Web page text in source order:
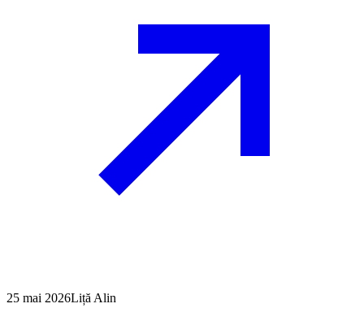
25 mai 2026Liță Alin